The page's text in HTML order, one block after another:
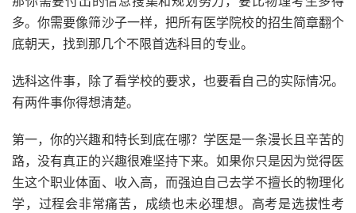
多。你需要像筛沙子一样，把所有医学院校的招生简章翻个
底朝天，找到那几个不限首选科目的专业。
选科这件事，除了看学校的要求，也要看自己的实际情况。
有两件事你得想清楚。
第一，你的兴趣和特长到底在哪？学医是一条漫长且辛苦的
路，没有真正的兴趣很难坚持下来。如果你只是因为觉得医
生这个职业体面、收入高，而强迫自己去学不擅长的物理化
学，过程会非常痛苦，成绩也未必理想。高考是选拔性考